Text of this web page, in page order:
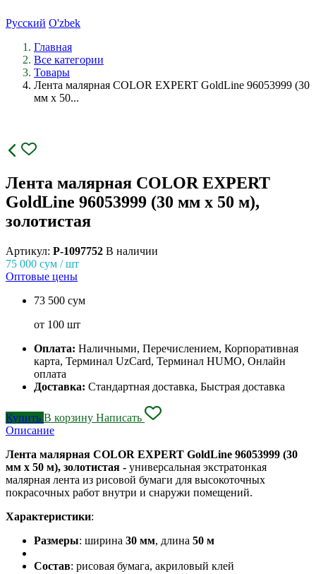
Русский O'zbek
Главная
Все категории
Товары
Лента малярная COLOR EXPERT GoldLine 96053999 (30
мм х 50...
Лента малярная COLOR EXPERT
GoldLine 96053999 (30 мм х 50 м),
золотистая
Артикул: P-1097752 В наличии
75 000 сум / шт
Оптовые цены
73 500 сум
от 100 шт
Оплата: Наличными, Перечислением, Корпоративная
карта, Терминал UzCard, Терминал HUMO, Онлайн
оплата
Доставка: Стандартная доставка, Быстрая доставка
Купить В корзину Написать
Описание
Лента малярная COLOR EXPERT GoldLine 96053999 (30
мм х 50 м), золотистая - универсальная экстратонкая
малярная лента из рисовой бумаги для высокоточных
покрасочных работ внутри и снаружи помещений.
Характеристики:
Размеры: ширина 30 мм, длина 50 м
Состав: рисовая бумага, акриловый клей